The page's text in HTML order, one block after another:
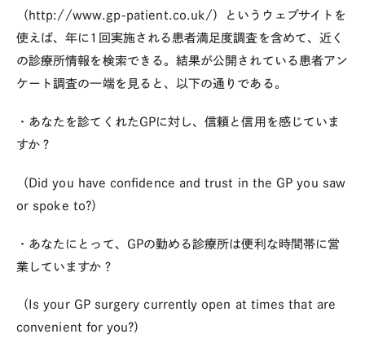
（http://www.gp-patient.co.uk/）というウェブサイトを
使えば、年に1回実施される患者満足度調査を含めて、近く
の診療所情報を検索できる。結果が公開されている患者アン
ケート調査の一端を見ると、以下の通りである。
・あなたを診てくれたGPに対し、信頼と信用を感じていま
すか？
（Did you have confidence and trust in the GP you saw
or spoke to?）
・あなたにとって、GPの勤める診療所は便利な時間帯に営
業していますか？
（Is your GP surgery currently open at times that are
convenient for you?）